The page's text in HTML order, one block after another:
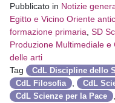
Pubblicato in Notizie
Egitto e Vicino Oriente
formazione primaria SD
Produzione Multimediale e
delle arti
Tag
CdL Discipline dello
CdL Filosofia CdL
CdL Scienze per la Pace